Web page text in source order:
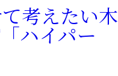
考えたい木
ハイパー